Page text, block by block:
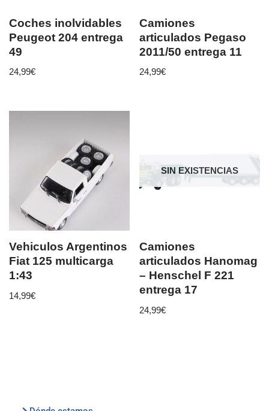
Coches inolvidables
Peugeot 204 entrega
49
24,99€
Camiones
articulados Pegaso
2011/50 entrega 11
24,99€
Vehiculos Argentinos
Fiat 125 multicarga
1:43
14,99€
SIN EXISTENCIAS
Camiones
articulados Hanomag
– Henschel F 221
entrega 17
24,99€